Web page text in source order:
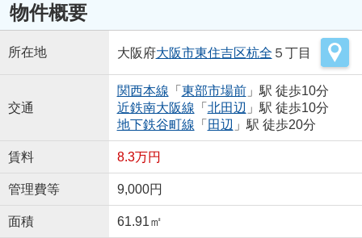
物件概要
所在地 大阪府大阪市東住吉区杭全 ５丁目
交通
関西本線 「 東部市場前」駅 徒歩10分
近鉄南大阪線 「 北田辺 」駅 徒歩10分
地下鉄谷町線 「 田辺 」駅 徒歩20分
賃料 8.3万円
管理費等 9,000円
面積 61.91㎡